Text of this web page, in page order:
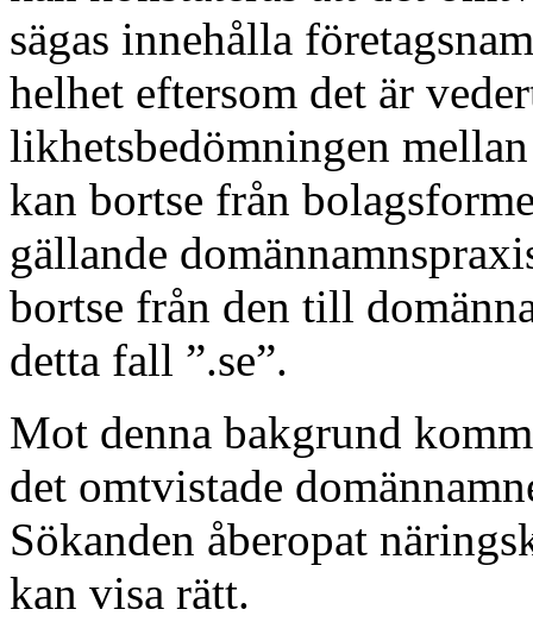
sägas innehålla
helhet eftersom det är
likhetsbedömningen
kan bortse från
gällande
bortse från den till
detta fall ”.se”.
Mot denna bakgrund
det omtvistade
Sökanden åberopat
kan visa rätt.